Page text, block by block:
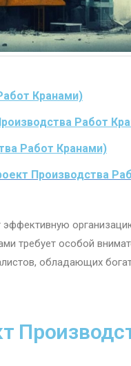
Кранами)
Работ
Работ Кранами)
Производства
требует особой
обладающих